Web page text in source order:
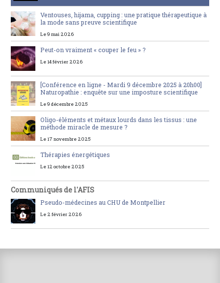
Ventouses, hijama, cupping : une pratique thérapeutique à
la mode sans preuve scientifique
Le 9 mai 2026
Peut-on vraiment « couper le feu » ?
Le 14 février 2026
[Conférence en ligne - Mardi 9 décembre 2025 à 20h00]
Naturopathie : enquête sur une imposture scientifique
Le 9 décembre 2025
Oligo-éléments et métaux lourds dans les tissus : une
méthode miracle de mesure ?
Le 17 novembre 2025
Thérapies énergétiques
Le 12 octobre 2025
Communiqués de l'AFIS
Pseudo-médecines au CHU de Montpellier
Le 2 février 2026